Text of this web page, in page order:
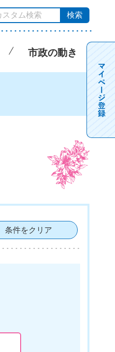
市政の動き
条件をクリア